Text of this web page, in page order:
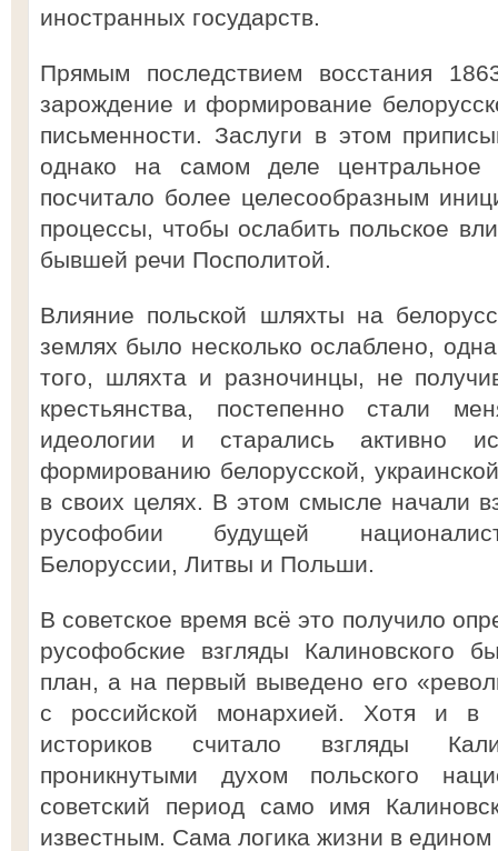
иностранных государств.
Прямым последствием восстания
зарождение и формирование
письменности. Заслуги в этом
однако на самом деле центральное
посчитало более целесообразным
процессы, чтобы ослабить польское
бывшей речи Посполитой.
Влияние польской шляхты на
землях было несколько ослаблено,
того, шляхта и разночинцы, не
крестьянства, постепенно стали
идеологии и старались активно
формированию белорусской,
в своих целях. В этом смысле начали
русофобии будущей
Белоруссии, Литвы и Польши.
В советское время всё это получило
русофобские взгляды Калиновского
план, а на первый выведено его
с российской монархией. Хотя и в
историков считало взгляды
проникнутыми духом польского
советский период само имя
известным. Сама логика жизни в